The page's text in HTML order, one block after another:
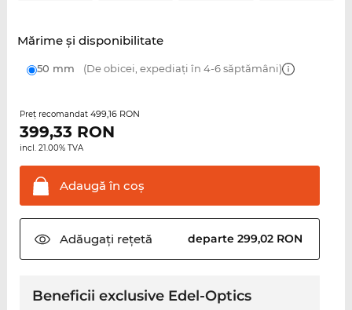
Mărime şi disponibilitate
50 mm (De obicei, expediați în 4-6 săptămâni)
Preţ recomandat 499,16 RON
399,33 RON
incl. 21.00% TVA
Adaugă în coş
Adăugați rețetă departe 299,02 RON
Beneficii exclusive Edel-Optics